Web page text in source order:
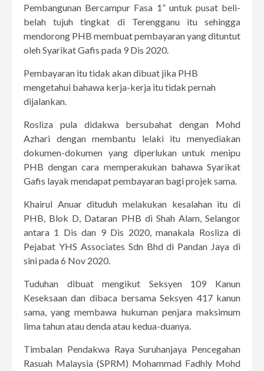
Pembangunan Bercampur Fasa 1” untuk pusat beli-
belah tujuh tingkat di Terengganu itu sehingga
mendorong PHB membuat pembayaran yang dituntut
oleh Syarikat Gafis pada 9 Dis 2020.
Pembayaran itu tidak akan dibuat jika PHB
mengetahui bahawa kerja-kerja itu tidak pernah
dijalankan.
Rosliza pula didakwa bersubahat dengan Mohd
Azhari dengan membantu lelaki itu menyediakan
dokumen-dokumen yang diperlukan untuk menipu
PHB dengan cara memperakukan bahawa Syarikat
Gafis layak mendapat pembayaran bagi projek sama.
Khairul Anuar dituduh melakukan kesalahan itu di
PHB, Blok D, Dataran PHB di Shah Alam, Selangor
antara 1 Dis dan 9 Dis 2020, manakala Rosliza di
Pejabat YHS Associates Sdn Bhd di Pandan Jaya di
sini pada 6 Nov 2020.
Tuduhan dibuat mengikut Seksyen 109 Kanun
Keseksaan dan dibaca bersama Seksyen 417 kanun
sama, yang membawa hukuman penjara maksimum
lima tahun atau denda atau kedua-duanya.
Timbalan Pendakwa Raya Suruhanjaya Pencegahan
Rasuah Malaysia (SPRM) Mohammad Fadhly Mohd